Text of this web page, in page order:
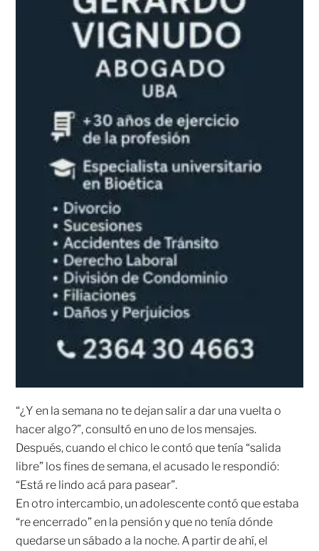
“¿Y en la semana no te dejan salir a dar una vuelta o
hacer algo?”, consultó en uno de los mensajes.
Después, cuando el chico le contó que tenía “salida
libre” los fines de semana, el acusado le respondió:
“Está re lindo acá para pasear”.
En otro intercambio, un adolescente contó que estaba
“re encerrado” en la pensión y que no tenía dónde
quedarse un sábado a la noche. A partir de ahí, el